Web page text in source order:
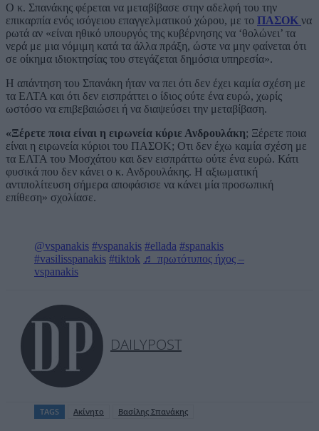
Ο κ. Σπανάκης φέρεται να μεταβίβασε στην αδελφή του την
επικαρπία ενός ισόγειου επαγγελματικού χώρου, με το ΠΑΣΟΚ να
ρωτά αν «είναι ηθικό υπουργός της κυβέρνησης να ‘θολώνει’ τα
νερά με μια νόμιμη κατά τα άλλα πράξη, ώστε να μην φαίνεται ότι
σε οίκημα ιδιοκτησίας του στεγάζεται δημόσια υπηρεσία».
Η απάντηση του Σπανάκη ήταν να πει ότι δεν έχει καμία σχέση με
τα ΕΛΤΑ και ότι δεν εισπράττει ο ίδιος ούτε ένα ευρώ, χωρίς
ωστόσο να επιβεβαιώσει ή να διαψεύσει την μεταβίβαση.
«Ξέρετε ποια είναι η ειρωνεία κύριε Ανδρουλάκη; Ξέρετε ποια
είναι η ειρωνεία κύριοι του ΠΑΣΟΚ; Οτι δεν έχω καμία σχέση με
τα ΕΛΤΑ του Μοσχάτου και δεν εισπράττω ούτε ένα ευρώ. Κάτι
φυσικά που δεν κάνει ο κ. Ανδρουλάκης. Η αξιωματική
αντιπολίτευση σήμερα αποφάσισε να κάνει μία προσωπική
επίθεση» σχολίασε.
@vspanakis #vspanakis #ellada #spanakis
#vasilisspanakis #tiktok ♬ πρωτότυπος ήχος –
vspanakis
DAILYPOST
TAGS Ακίνητο Βασίλης Σπανάκης